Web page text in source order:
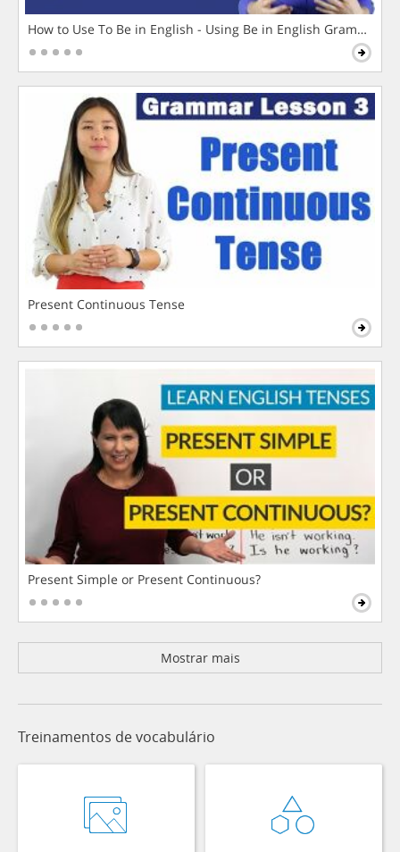
How to Use To Be in English - Using Be in English Grammar
Present Continuous Tense
Present Simple or Present Continuous?
Mostrar mais
Treinamentos de vocabulário